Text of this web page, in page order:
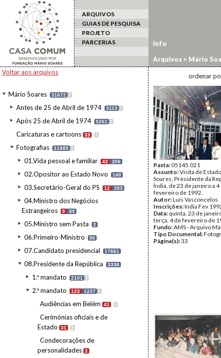
ARQUIVOS
GUIAS DE PESQUISA
PROJETO
PARCERIAS
Voltar aos arquivos
Mário Soares 31672 I
Antes de 25 de Abril de 1974 3113 I
Após 25 de Abril de 1974 5261 I
Caricaturas e cartoons 33 I
Fotografias 21885 I
01.Vida pessoal e familiar 42 206
02.Opositor ao Estado Novo 140
03.Secretário-Geral do PS 12 283
04.Ministro dos Negócios
Estrangeiros
9 89
05.Ministro sem Pasta 2
06.Primeiro-Ministro 90
07.Candidato presidencial 17661
08.Presidente da República 3338
1.º mandato 2101 I
2.º mandato 123 1237 I
Audiências em Belém 41 I
Cerimónias oficiais e de
Estado
31 I
Condecorações de
personalidades 2
Info
Arquivos > Mário
estrangeiro>Índia/
ordenar
Pasta:05145.021
Assunto:Visita de
Soares, Presidente da
Índia, de 23 de janeiro a 4
fevereiro de 1992.
Autor:Luís Vasconcelos
Inscrições:India Fev
Data: quinta, 23 de
terça, 4 de fevereiro de
Fundo:AMS - Arquivo
Tipo Documental:
Página(s):33